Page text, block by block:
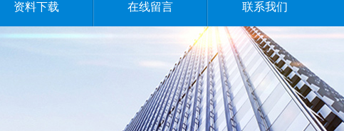
资料下载 在线留言 联系我们